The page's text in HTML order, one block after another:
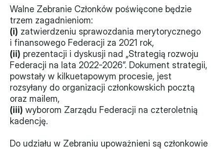
XVII forum NGO
Projekt z powiatem
Przystąp
Członkostwo
Procedura
Monitorujemy
Działania z ostatnich lat
Walne Zebranie Członków poświęcone będzie
trzem zagadnieniom:
(i) zatwierdzeniu sprawozdania merytorycznego
i finansowego Federacji za 2021 rok,
(ii) prezentacji i dyskusji nad „Strategią rozwoju
Federacji na lata 2022-2026”. Dokument strategii,
powstały w kilkuetapowym procesie, jest
rozsyłany do organizacji członkowskich pocztą
oraz mailem,
(iii) wyborom Zarządu Federacji na czteroletnią
kadencję.
Do udziału w Zebraniu upoważnieni są członkowie